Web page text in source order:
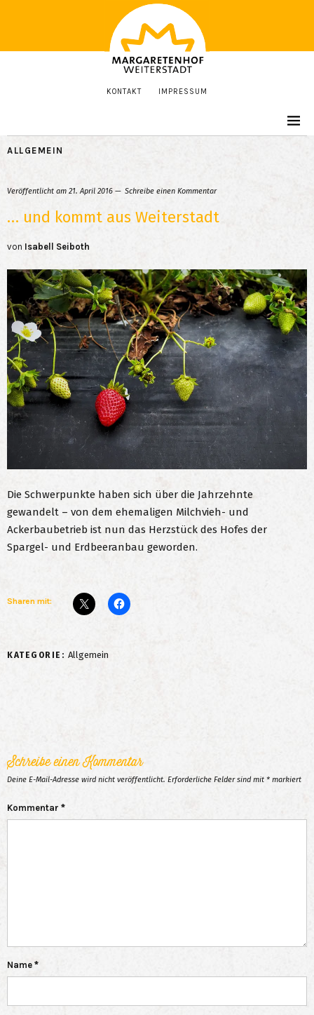
KONTAKT IMPRESSUM
ALLGEMEIN
Veröffentlicht am 21. April 2016 Schreibe einen Kommentar
… und kommt aus Weiterstadt
von Isabell Seiboth
Die Schwerpunkte haben sich über die Jahrzehnte
gewandelt – von dem ehemaligen Milchvieh- und
Ackerbaubetrieb ist nun das Herzstück des Hofes der
Spargel- und Erdbeeranbau geworden.
Sharen mit:
KATEGORIE: Allgemein
Schreibe einen Kommentar
Deine E-Mail-Adresse wird nicht veröffentlicht. Erforderliche Felder sind mit * markiert
Kommentar *
Name *